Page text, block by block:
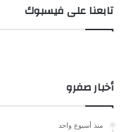
تابعنا على فيسبوك
أخبار صفرو
منذ أسبوع واحد